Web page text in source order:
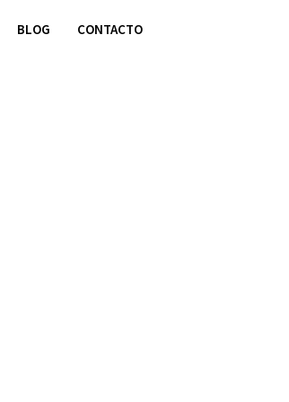
BLOG CONTACTO